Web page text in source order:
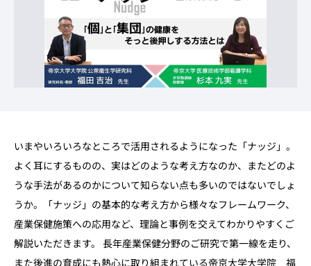
いまやいろいろなところで活用されるようになった「ナッジ」。
よく耳にするものの、実はどのような考え方なのか、またどのよ
うな手法があるのかについて知らない点も多いのではないでしょ
うか。「ナッジ」の基本的な考え方から様々なフレームワーク、
産業保健施策への応用など、理論と事例を交えてわかりやすくご
解説いただきます。 長年産業保健分野のご研究で第一線を走り、
また後進の育成にも熱心に取り組まれている帝京大学大学院 福